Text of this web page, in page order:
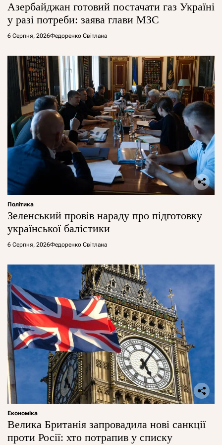
Азербайджан готовий постачати газ Україні
у разі потреби: заява глави МЗС
6 Серпня, 2026Федоренко Світлана
Політика
Зеленський провів нараду про підготовку
української балістики
6 Серпня, 2026Федоренко Світлана
Економіка
Велика Британія запровадила нові санкції
проти Росії: хто потрапив у списку